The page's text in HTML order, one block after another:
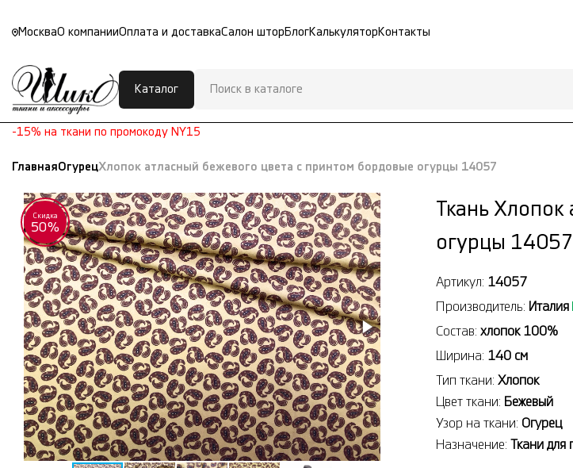
МоскваО компанииОплата и доставкаСалон штор БлогКалькулятор Контакты
Каталог
-15% на ткани по промокоду NY15
ГлавнаяОгурецХлопок атласный бежевого цвета с принтом бордовые огурцы 14057
Скидка
50%
Ткань Хлопок
огурцы
Артикул: 14057
Производитель: Италия
Состав: хлопок 100%
Ширина: 140 см
Тип ткани: Хлопок
Цвет ткани: Бежевый
Узор на ткани: Огурец
Назначение: Ткани для